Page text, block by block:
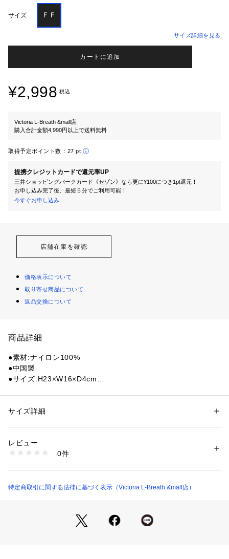
サイズ ＦＦ
サイズ詳細を見る
カートに追加
¥2,998 税込
Victoria L-Breath &mall店
購入合計金額4,990円以上で送料無料
取得予定ポイント数： 27 pt
提携クレジットカードで還元率UP
三井ショッピングパークカード《セゾン》なら更に¥100につき1pt還元！
お申し込み完了後、最短５分でご利用可能！
今すぐお申し込み
店舗在庫を確認
価格表示について
取り寄せ商品について
返品交換について
商品詳細
●素材:ナイロン100%
●中国製
●サイズ:H23×W16×D4cm
●薄型デザインのショルダーバッグ。
●前面にメッシュポケット、背面にジップポケット、そして内
側にもジップポケットと沢山のポケットが配備されているので
できるサイズです。
●ジップ付き内ポケット。
●取り外し可能なショルダーストラップ。
性別：レディース
商品番号：
10848738701 （ショップ）
サイズ詳細
レビュー
0件
特定商取引に関する法律に基づく表示（Victoria L-Breath &mall店）